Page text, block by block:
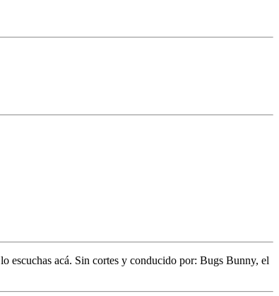
lo escuchas acá. Sin cortes y conducido por: Bugs Bunny, el